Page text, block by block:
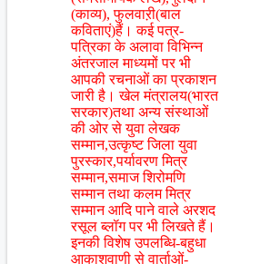
(काव्य), फुलवाऱी(बाल
कविताएं)हैं। कई पत्र-
पत्रिका के अलावा विभिन्न
अंतरजाल माध्यमों पर भी
आपकी रचनाओं का प्रकाशन
जारी है। खेल मंत्रालय(भारत
सरकार)तथा अन्य संस्थाओं
की ओर से युवा लेखक
सम्मान,उत्कृष्ट जिला युवा
पुरस्कार,पर्यावरण मित्र
सम्मान,समाज शिरोमणि
सम्मान तथा कलम मित्र
सम्मान आदि पाने वाले अरशद
रसूल ब्लॉग पर भी लिखते हैं।
इनकी विशेष उपलब्धि-बहुधा
आकाशवाणी से वार्ताओं-